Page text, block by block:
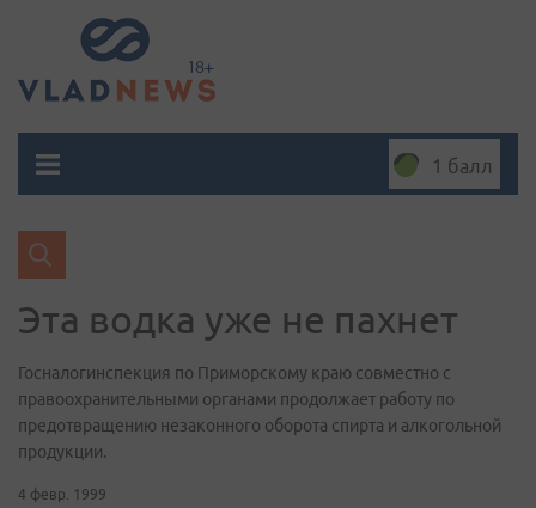
1 балл
Эта водка уже не пахнет
Госналогинспекция по Приморскому краю совместно с
правоохранительными органами продолжает работу по
предотвращению незаконного оборота спирта и алкогольной
продукции.
4 февр. 1999